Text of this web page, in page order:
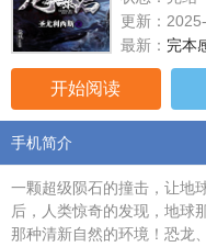
更新：
最新： 完本
开始阅读
手机简介
一颗超级陨石的撞击，让地
后，人类惊奇的发现，地球
那种清新自然的环境！恐龙